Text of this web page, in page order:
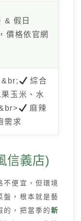
& 假日
價格依官網
&br;
綜合
果玉米、水
麻辣
需求
信義店)
不便宜，但環境
盤，根本就是藝
的，把當季的新